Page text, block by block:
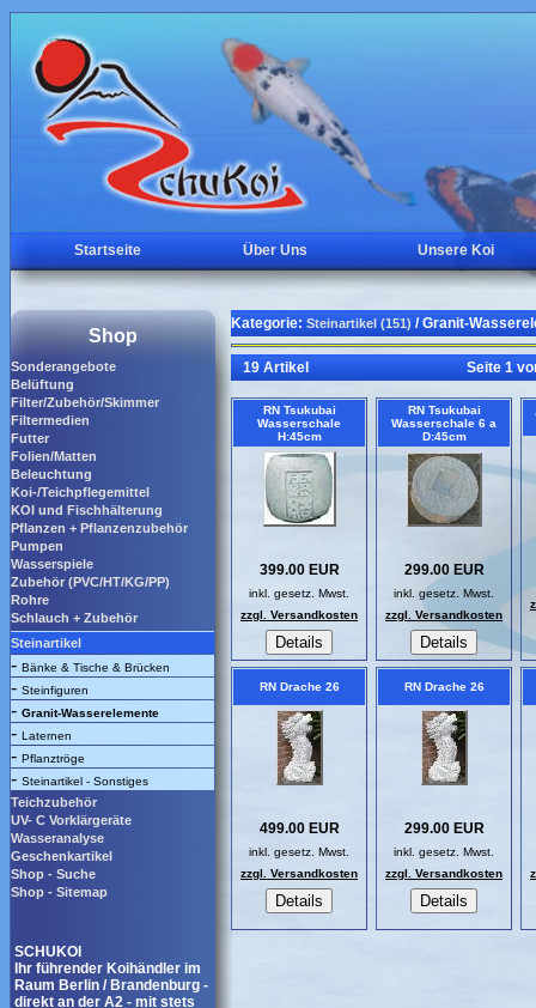
Startseite Über Uns Unsere Koi
Shop
Sonderangebote
Belüftung
Filter/Zubehör/Skimmer
Filtermedien
Futter
Folien/Matten
Beleuchtung
Koi-/Teichpflegemittel
KOI und Fischhälterung
Pflanzen + Pflanzenzubehör
Pumpen
Wasserspiele
Zubehör (PVC/HT/KG/PP)
Rohre
Schlauch + Zubehör
Steinartikel
- Bänke & Tische & Brücken
- Steinfiguren
- Granit-Wasserelemente
- Laternen
- Pflanztröge
- Steinartikel - Sonstiges
Teichzubehör
UV- C Vorklärgeräte
Wasseranalyse
Geschenkartikel
Shop - Suche
Shop - Sitemap
SCHUKOI
Ihr führender Koihändler im
Raum Berlin / Brandenburg -
direkt an der A2 - mit stets
Kategorie: Steinartikel (151) / Granit-
19 Artikel Seite 1
RN Tsukubai
Wasserschale
H:45cm
399.00 EUR
inkl. gesetz. Mwst.
zzgl. Versandkosten
RN Tsukubai
Wasserschale 6 a
D:45cm
299.00 EUR
inkl. gesetz. Mwst.
zzgl. Versandkosten
RN Drache 26
499.00 EUR
inkl. gesetz. Mwst.
zzgl. Versandkosten
RN Drache 26
299.00 EUR
inkl. gesetz. Mwst.
zzgl. Versandkosten